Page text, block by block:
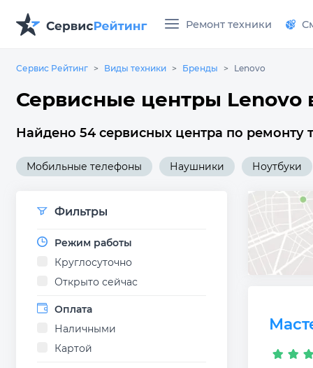
Ремонт техники
Сервис Рейтинг Виды техники Бренды Lenovo
Сервисные центры Lenovo
Найдено 54 сервисных центра по ремонту
Мобильные телефоны Наушники Ноутбуки
Фильтры
Режим работы
Круглосуточно
Открыто сейчас
Оплата
Наличными
Картой